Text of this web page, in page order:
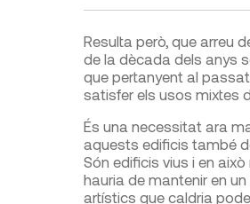
Resulta però, que arreu
de la dècada dels anys
que pertanyent al
satisfer els usos mixtes
És una necessitat ara
aquests edificis també
Són edificis vius i en
hauria de mantenir en
artístics que caldria